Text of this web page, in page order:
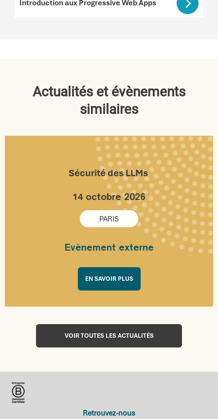
Introduction aux Progressive Web Apps
Actualités et évènements
similaires
Sécurité des LLMs
14 octobre 2026
PARIS
Evènement externe
EN SAVOIR PLUS
VOIR TOUTES LES ACTUALITÉS
Retrouvez-nous